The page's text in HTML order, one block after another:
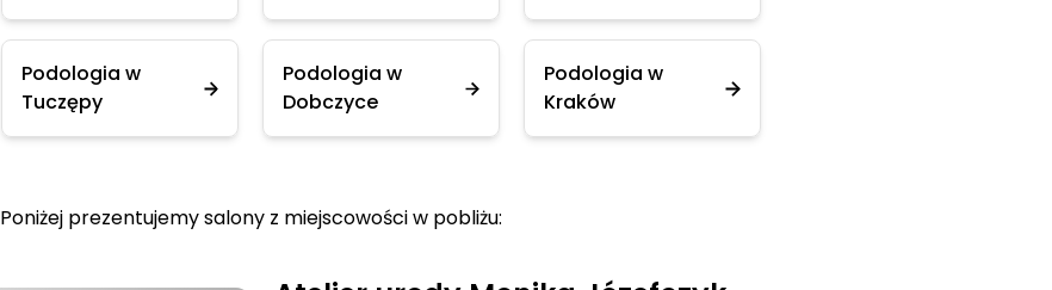
Podologia w
Tuczępy
Podologia w
Dobczyce
Podologia w
Kraków
Poniżej prezentujemy salony z miejscowości w pobliżu: